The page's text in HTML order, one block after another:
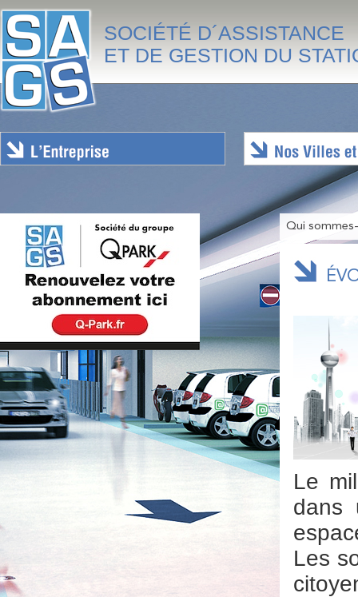
SOCIÉTÉ D´ASSISTANCE
ET DE GESTION DU
Qui
Le
dans
Les